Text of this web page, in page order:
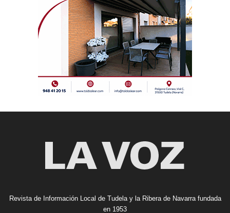
Revista de Información Local de Tudela y la Ribera de Navarra fundada
en 1953